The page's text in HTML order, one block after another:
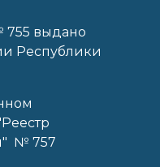
выдано
Республики
№ 757